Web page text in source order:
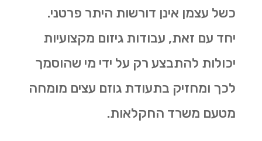
כשל עצמן אינן דורשות היתר פרטני.
יחד עם זאת, עבודות גיזום מקצועיות
יכולות להתבצע רק על ידי מי שהוסמך
לכך ומחזיק בתעודת גוזם עצים מומחה
מטעם משרד החקלאות.